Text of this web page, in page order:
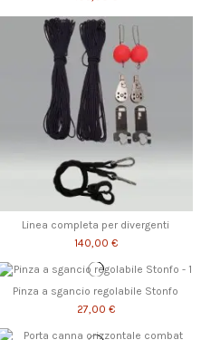
Linea completa per divergenti
140,00 €
Pinza a sgancio regolabile Stonfo
27,00 €